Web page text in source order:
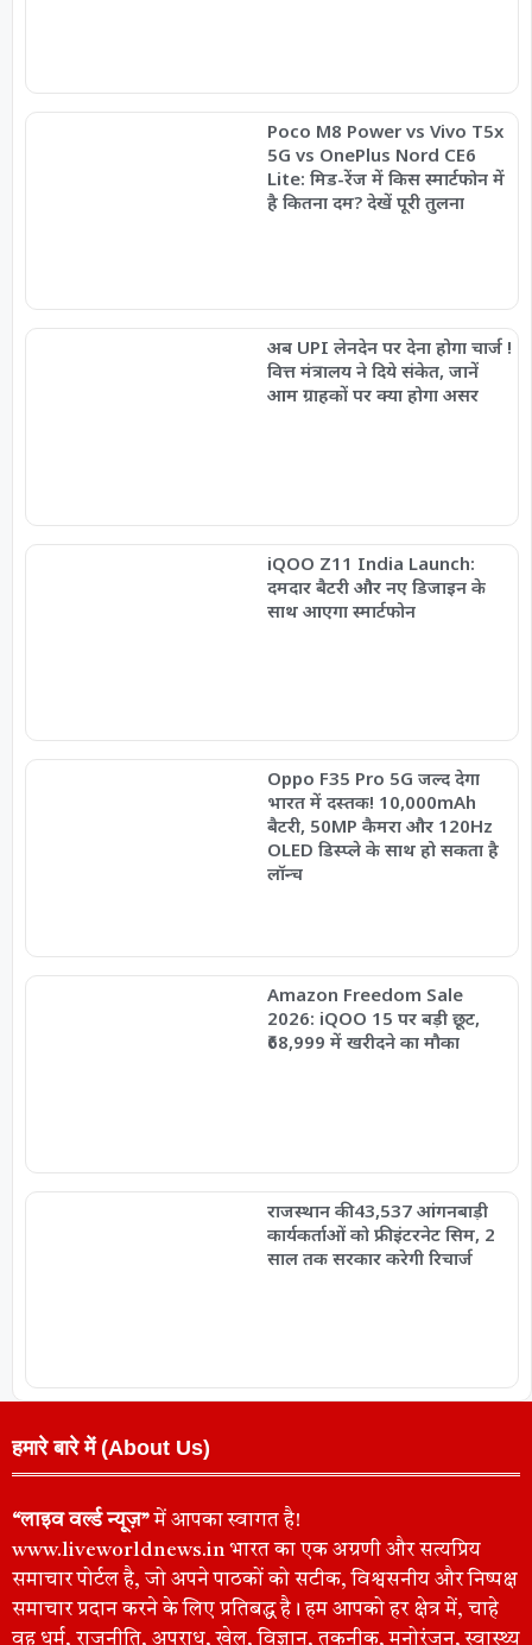
Poco M8 Power vs Vivo T5x
5G vs OnePlus Nord CE6
Lite: मिड-रेंज में किस स्मार्टफोन में
है कितना दम? देखें पूरी तुलना
अब UPI लेनदेन पर देना होगा चार्ज !
वित्त मंत्रालय ने दिये संकेत, जानें
आम ग्राहकों पर क्या होगा असर
iQOO Z11 India Launch:
दमदार बैटरी और नए डिजाइन के
साथ आएगा स्मार्टफोन
Oppo F35 Pro 5G जल्द देगा
भारत में दस्तक! 10,000mAh
बैटरी, 50MP कैमरा और 120Hz
OLED डिस्प्ले के साथ हो सकता है
लॉन्च
Amazon Freedom Sale
2026: iQOO 15 पर बड़ी छूट,
₹68,999 में खरीदने का मौका
राजस्थान की 43,537 आंगनबाड़ी
कार्यकर्ताओं को फ्री इंटरनेट सिम, 2
साल तक सरकार करेगी रिचार्ज
हमारे बारे में (About Us)
“लाइव वर्ल्ड न्यूज़”में आपका स्वागत है!
www.liveworldnews.in भारत का एक अग्रणी और सत्यप्रिय
समाचार पोर्टल है, जो अपने पाठकों को सटीक, विश्वसनीय और निष्पक्ष
समाचार प्रदान करने के लिए प्रतिबद्ध है। हम आपको हर क्षेत्र में, चाहे
वह धर्म, राजनीति, अपराध, खेल, विज्ञान, तकनीक, मनोरंजन, स्वास्थ्य